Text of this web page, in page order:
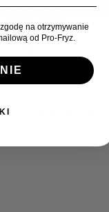
Brak na stanie
Oil Maska 1kg
na otrzymywanie
od Pro-Fryz.